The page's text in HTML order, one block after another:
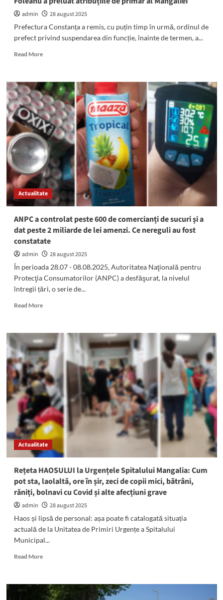
admin
28 august 2025
Prefectura Constanța a remis, cu puțin timp în urmă, ordinul de
prefect privind suspendarea din funcție, înainte de termen, a...
Read MoreRead
OFICIAL:
Cristian
Radu,
SUSPENDAT
din
funcție.
Paul
Foleanu
a
preluat
atribuțiile
de
primar
al
Actualitate
ANPC a controlat peste 600 de comercianți de sucuri și a
dat peste 2 miliarde de lei amenzi. Ce nereguli au fost
constatate
admin
28 august 2025
În perioada 28.07 - 08.08.2025, Autoritatea Naţională pentru
Protecţia Consumatorilor (ANPC) a desfăşurat, la nivelul
întregii țări, o serie de...
Read MoreRead
ANPC
a
controlat
peste
600
de
comercianți
de
sucuri
și
a
dat
peste
2
de
lei
amenzi.
Ce
au
fost
constatate
Actualitate
Rețeta HAOSULUI la Urgențele Spitalului Mangalia: Cum
pot sta, laolaltă, ore în șir, zeci de copii mici, bătrâni,
răniți, bolnavi cu Covid și alte afecțiuni grave
admin
28 august 2025
Haos și lipsă de personal: așa poate fi catalogată situația
actuală de la Unitatea de Primiri Urgențe a Spitalului
Municipal...
Read MoreRead
Rețeta
HAOSULUI